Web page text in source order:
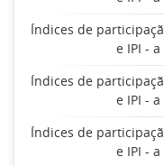
Índices de
e IPI -
Índices de
e IPI -
Índices de
e IPI -